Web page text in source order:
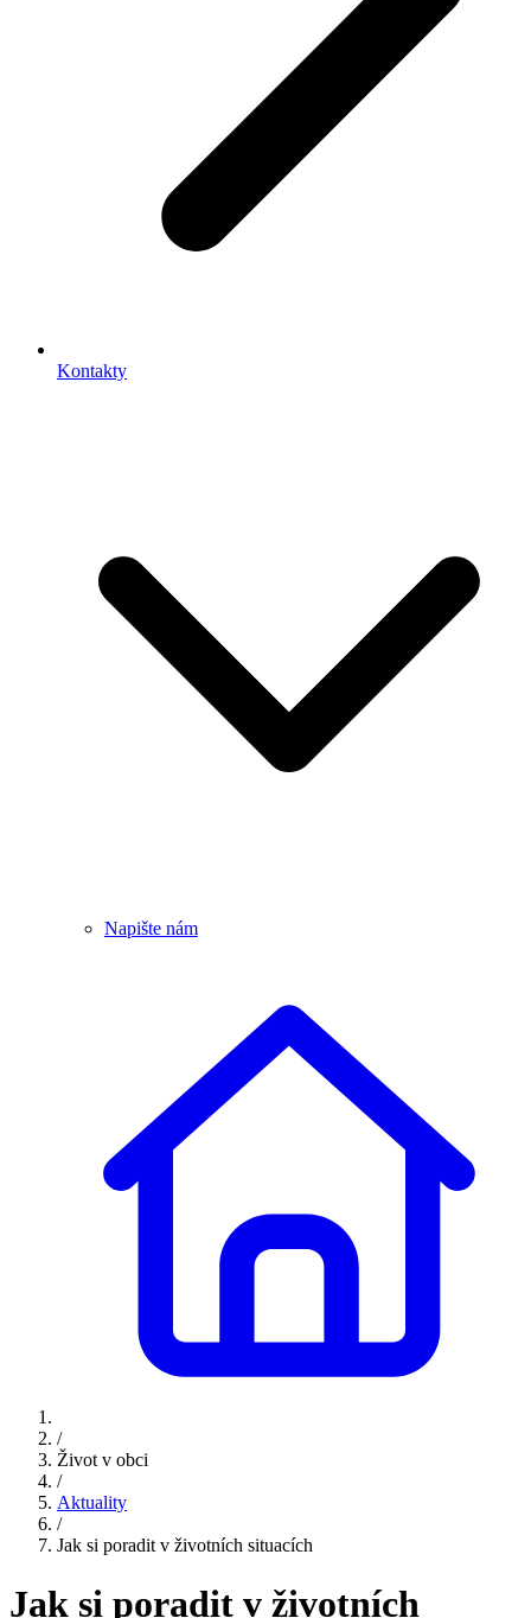
Kontakty
Napište nám
/
Život v obci
/
Aktuality
/
Jak si poradit v životních situacích
Jak si poradit v životních